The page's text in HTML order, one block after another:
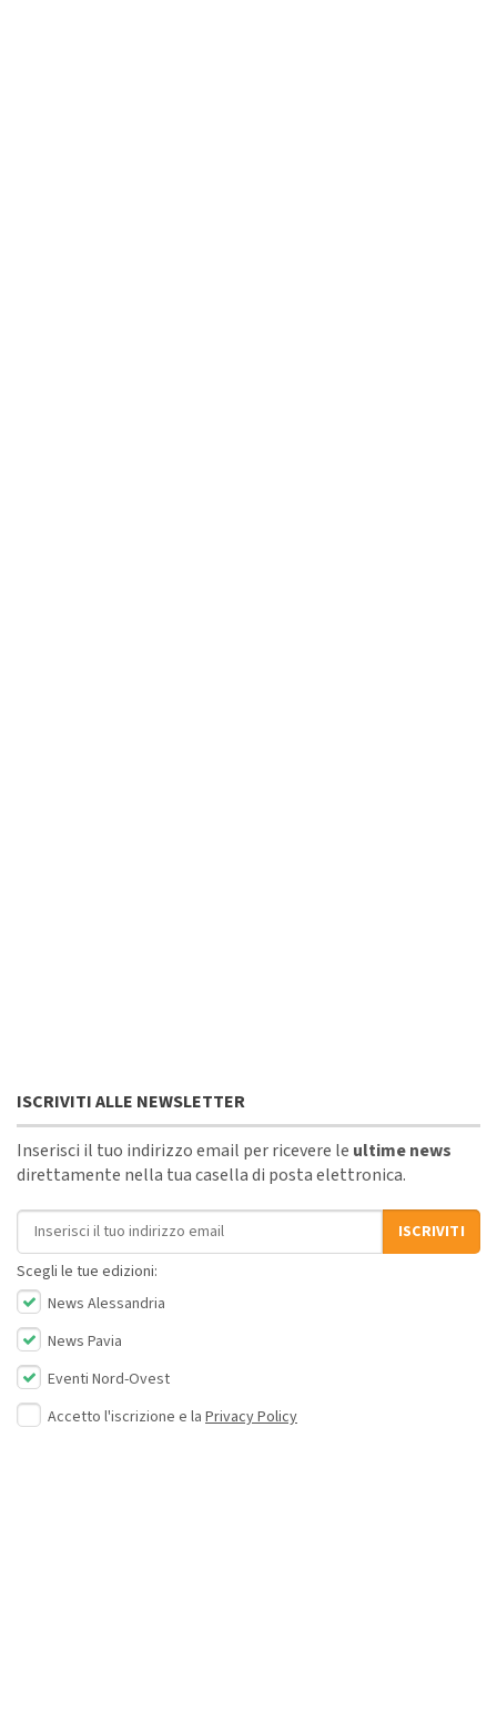
ISCRIVITI ALLE NEWSLETTER
Inserisci il tuo indirizzo email per ricevere le ultime news
direttamente nella tua casella di posta elettronica.
Indirizzo email
ISCRIVITI
Scegli le tue edizioni:
News Alessandria
News Pavia
Eventi Nord-Ovest
Accetto l'iscrizione e la Privacy Policy